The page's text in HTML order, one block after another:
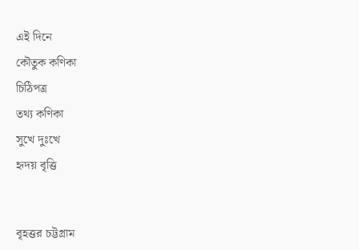
এই দিনে
কৌতুক কণিকা
চিঠিপত্র
তথ্য কণিকা
সুখে দুঃখে
হৃদয় বৃত্তি
বৃহত্তর চট্টগ্রাম